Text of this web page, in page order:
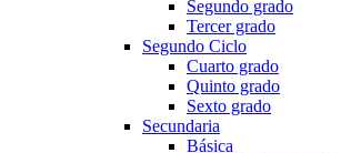
Segundo grado
Tercer grado
Segundo Ciclo
Cuarto grado
Quinto grado
Sexto grado
Secundaria
Básica